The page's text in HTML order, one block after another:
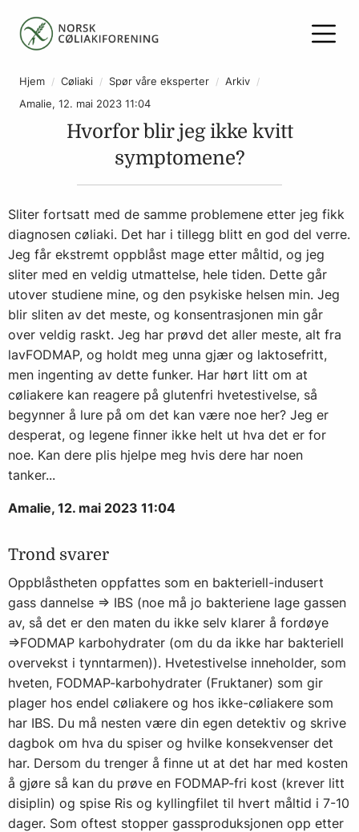
Hjem Cøliaki Spør våre eksperter
Arkiv
Amalie, 12. mai 2023 11:04
Hvorfor blir jeg ikke kvitt
symptomene?
Sliter fortsatt med de samme problemene etter jeg fikk
diagnosen cøliaki. Det har i tillegg blitt en god del verre.
Jeg får ekstremt oppblåst mage etter måltid, og jeg
sliter med en veldig utmattelse, hele tiden. Dette går
utover studiene mine, og den psykiske helsen min. Jeg
blir sliten av det meste, og konsentrasjonen min går
over veldig raskt. Jeg har prøvd det aller meste, alt fra
lavFODMAP, og holdt meg unna gjær og laktosefritt,
men ingenting av dette funker. Har hørt litt om at
cøliakere kan reagere på glutenfri hvetestivelse, så
begynner å lure på om det kan være noe her? Jeg er
desperat, og legene finner ikke helt ut hva det er for
noe. Kan dere plis hjelpe meg hvis dere har noen
tanker...
Amalie, 12. mai 2023 11:04
Trond svarer
Oppblåstheten oppfattes som en bakteriell-indusert
gass dannelse => IBS (noe må jo bakteriene lage gassen
av, så det er den maten du ikke selv klarer å fordøye
=>FODMAP karbohydrater (om du da ikke har bakteriell
overvekst i tynntarmen)). Hvetestivelse inneholder, som
hveten, FODMAP-karbohydrater (Fruktaner) som gir
plager hos endel cøliakere og hos ikke-cøliakere som
har IBS. Du må nesten være din egen detektiv og skrive
dagbok om hva du spiser og hvilke konsekvenser det
har. Dersom du trenger å finne ut at det har med kosten
å gjøre så kan du prøve en FODMAP-fri kost (krever litt
disiplin) og spise Ris og kyllingfilet til hvert måltid i 7-10
dager. Som oftest stopper gassproduksjonen opp etter